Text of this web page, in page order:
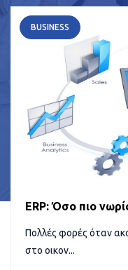
BUSINESS
ERP: Όσο πιο
Πολλές φορές όταν
στο οικον...